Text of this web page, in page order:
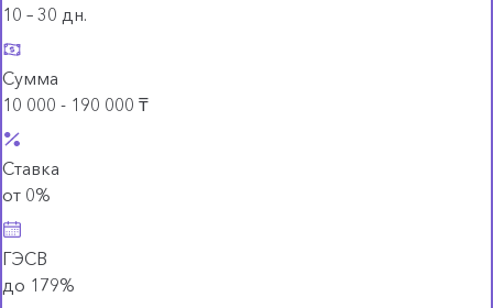
10 – 30 дн.
Сумма
10 000 - 190 000 ₸
Ставка
от 0%
ГЭСВ
до 179%